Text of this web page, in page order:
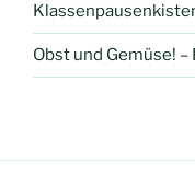
Obst und Gemüse!